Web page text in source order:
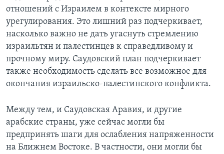
Learning English
СОЦИАЛЬНЫЕ СЕТИ
отношений с Израилем в контексте мирного
урегулирования. Это лишний раз подчеркивает,
насколько важно не дать угаснуть стремлению
израильтян и палестинцев к справедливому и
прочному миру. Саудовский план подчеркивает
также необходимость сделать все возможное для
окончания израильско-палестинского конфликта.
Между тем, и Саудовская Аравия, и другие
арабские страны, уже сейчас могли бы
предпринять шаги для ослабления напряженности
на Ближнем Востоке. В частности, они могли бы